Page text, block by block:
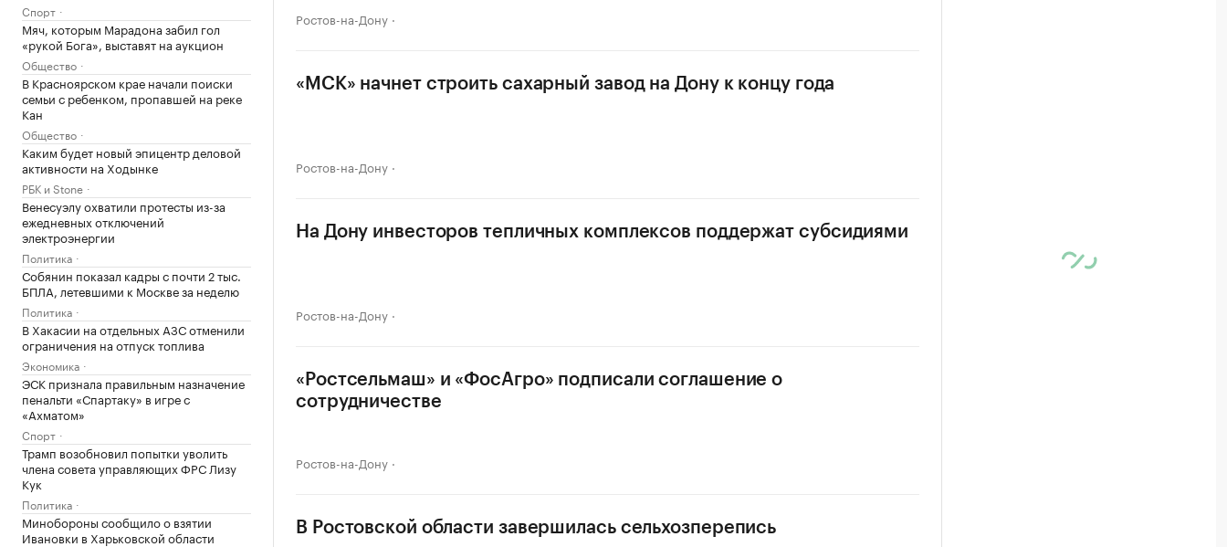
Спорт
Мяч, которым Марадона забил гол
«рукой Бога», выставят на аукцион
Общество
В Красноярском крае начали поиски
семьи с ребенком, пропавшей на реке
Кан
Общество
Каким будет новый эпицентр деловой
активности на Ходынке
РБК и Stone
Венесуэлу охватили протесты из-за
ежедневных отключений
электроэнергии
Политика
Собянин показал кадры с почти 2 тыс.
БПЛА, летевшими к Москве за неделю
Политика
В Хакасии на отдельных АЗС отменили
ограничения на отпуск топлива
Экономика
ЭСК признала правильным назначение
пенальти «Спартаку» в игре с
«Ахматом»
Спорт
Трамп возобновил попытки уволить
члена совета управляющих ФРС Лизу
Кук
Политика
Минобороны сообщило о взятии
Ивановки в Харьковской области
Ростов-на-Дону
«МСК» начнет строить сахарный завод на Дону к концу года
Ростов-на-Дону
На Дону инвесторов тепличных комплексов поддержат субсидиями
Ростов-на-Дону
«Ростсельмаш» и «ФосАгро» подписали соглашение о
сотрудничестве
Ростов-на-Дону
В Ростовской области завершилась сельхозперепись